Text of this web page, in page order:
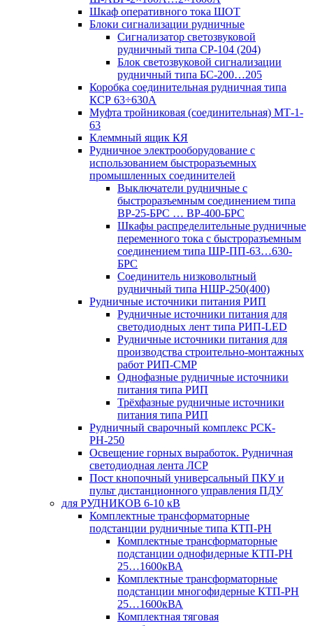
Шкаф оперативного тока ШОТ
Блоки сигнализации рудничные
Сигнализатор светозвуковой
рудничный типа СР-104 (204)
Блок светозвуковой сигнализации
рудничный типа БС-200…205
Коробка соединительная рудничная типа
КСР 63÷630А
Муфта тройниковая (соединительная) МТ-1-
63
Клеммный ящик КЯ
Рудничное электрооборудование с
использованием быстроразъемных
промышленных соединителей
Выключатели рудничные с
быстроразъемным соединением типа
ВР-25-БРС … ВР-400-БРС
Шкафы распределительные рудничные
переменного тока с быстроразъемным
соединением типа ШР-ПП-63…630-
БРС
Соединитель низковольтный
рудничный типа НШР-250(400)
Рудничные источники питания РИП
Рудничные источники питания для
светодиодных лент типа РИП-LED
Рудничные источники питания для
производства строительно-монтажных
работ РИП-СМР
Однофазные рудничные источники
питания типа РИП
Трёхфазные рудничные источники
питания типа РИП
Рудничный сварочный комплекс РСК-
РН-250
Освещение горных выработок. Рудничная
светодиодная лента ЛСР
Пост кнопочный универсальный ПКУ и
пульт дистанционного управления ПДУ
для РУДНИКОВ 6-10 кВ
Комплектные трансформаторные
подстанции рудничные типа КТП-РН
Комплектные трансформаторные
подстанции однофидерные КТП-РН
25…1600кВА
Комплектные трансформаторные
подстанции многофидерные КТП-РН
25…1600кВА
Комплектная тяговая